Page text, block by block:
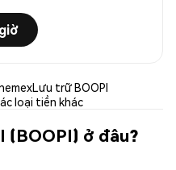
Lưu trữ BOOPI
loại tiền khác
(BOOPI) ở đâu?